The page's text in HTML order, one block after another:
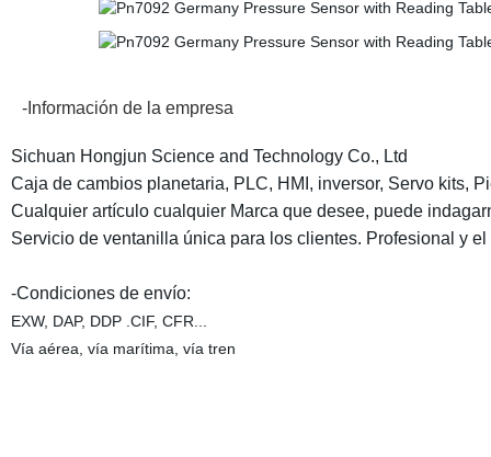
-Información de la empresa
Sichuan Hongjun Science and Technology Co., Ltd
Caja de cambios planetaria, PLC, HMI, inversor, Servo kits,
Cualquier artículo cualquier Marca que desee, puede
Servicio de ventanilla única para los clientes. Profesional y
-Condiciones de envío:
EXW, DAP, DDP .CIF, CFR...
Vía aérea, vía marítima, vía tren